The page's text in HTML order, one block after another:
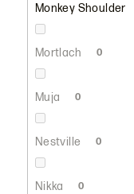
Monkey Shoulder
Mortlach 0
Muja 0
Nestville 0
Nikka 0